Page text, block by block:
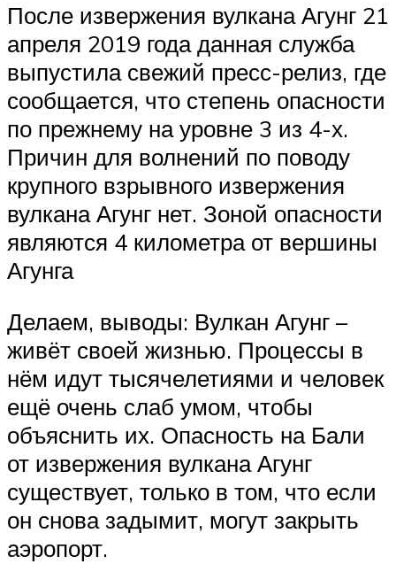
После извержения вулкана Агунг 21
апреля 2019 года данная служба
выпустила свежий пресс-релиз, где
сообщается, что степень опасности
по прежнему на уровне 3 из 4-х.
Причин для волнений по поводу
крупного взрывного извержения
вулкана Агунг нет. Зоной опасности
являются 4 километра от вершины
Агунга ⠀
Делаем, выводы: Вулкан Агунг –
живёт своей жизнью. Процессы в
нём идут тысячелетиями и человек
ещё очень слаб умом, чтобы
объяснить их. Опасность на Бали
от извержения вулкана Агунг
существует, только в том, что если
он снова задымит, могут закрыть
аэропорт. ⠀